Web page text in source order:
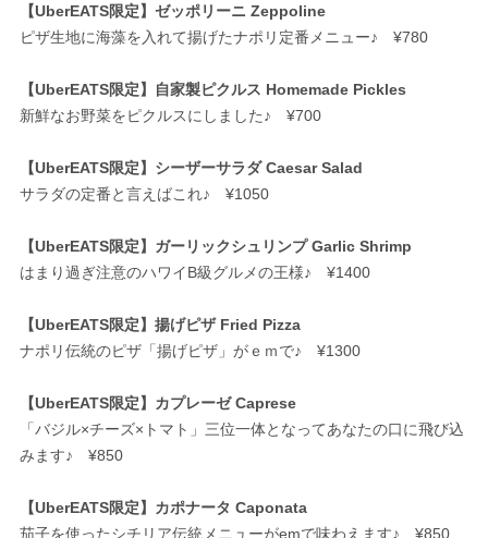
【UberEATS限定】ゼッポリーニ Zeppoline
ピザ生地に海藻を入れて揚げたナポリ定番メニュー♪ ¥780
【UberEATS限定】自家製ピクルス Homemade Pickles
新鮮なお野菜をピクルスにしました♪ ¥700
【UberEATS限定】シーザーサラダ Caesar Salad
サラダの定番と言えばこれ♪ ¥1050
【UberEATS限定】ガーリックシュリンプ Garlic Shrimp
はまり過ぎ注意のハワイB級グルメの王様♪ ¥1400
【UberEATS限定】揚げピザ Fried Pizza
ナポリ伝統のピザ「揚げピザ」がｅｍで♪ ¥1300
【UberEATS限定】カプレーゼ Caprese
「バジル×チーズ×トマト」三位一体となってあなたの口に飛び込
みます♪ ¥850
【UberEATS限定】カポナータ Caponata
茄子を使ったシチリア伝統メニューがemで味わえます♪ ¥850